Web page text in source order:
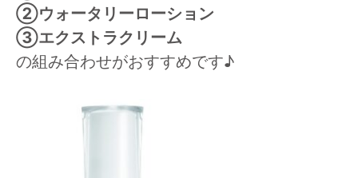
②ウォータリーローション
③エクストラクリーム
の組み合わせがおすすめです♪